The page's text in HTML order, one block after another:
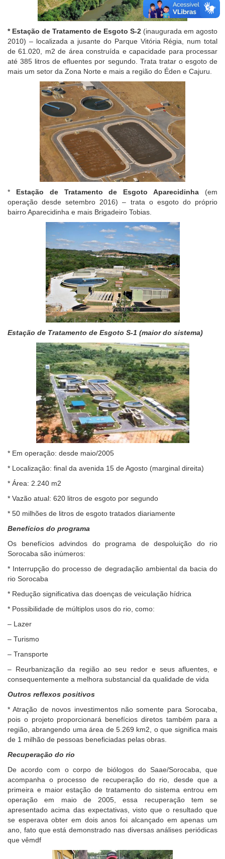
* Estação de Tratamento de Esgoto S-2 (inaugurada em agosto
2010) – localizada a jusante do Parque Vitória Régia, num total
de 61.020, m2 de área construída e capacidade para processar
até 385 litros de efluentes por segundo. Trata tratar o esgoto de
mais um setor da Zona Norte e mais a região do Éden e Cajuru.
* Estação de Tratamento de Esgoto Aparecidinha (em
operação desde setembro 2016) – trata o esgoto do próprio
bairro Aparecidinha e mais Brigadeiro Tobias.
Estação de Tratamento de Esgoto S-1 (maior do sistema)
* Em operação: desde maio/2005
* Localização: final da avenida 15 de Agosto (marginal direita)
* Área: 2.240 m2
* Vazão atual: 620 litros de esgoto por segundo
* 50 milhões de litros de esgoto tratados diariamente
Benefícios do programa
Os benefícios advindos do programa de despoluição do rio
Sorocaba são inúmeros:
* Interrupção do processo de degradação ambiental da bacia do
rio Sorocaba
* Redução significativa das doenças de veiculação hídrica
* Possibilidade de múltiplos usos do rio, como:
– Lazer
– Turismo
– Transporte
– Reurbanização da região ao seu redor e seus afluentes, e
consequentemente a melhora substancial da qualidade de vida
Outros reflexos positivos
* Atração de novos investimentos não somente para Sorocaba,
pois o projeto proporcionará benefícios diretos também para a
região, abrangendo uma área de 5.269 km2, o que significa mais
de 1 milhão de pessoas beneficiadas pelas obras.
Recuperação do rio
De acordo com o corpo de biólogos do Saae/Sorocaba, que
acompanha o processo de recuperação do rio, desde que a
primeira e maior estação de tratamento do sistema entrou em
operação em maio de 2005, essa recuperação tem se
apresentado acima das expectativas, visto que o resultado que
se esperava obter em dois anos foi alcançado em apenas um
ano, fato que está demonstrado nas diversas análises periódicas
que vêmdf